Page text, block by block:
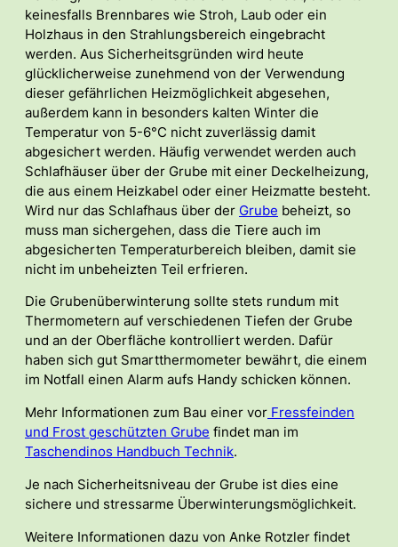
keinesfalls Brennbares wie Stroh, Laub oder ein
Holzhaus in den Strahlungsbereich eingebracht
werden. Aus Sicherheitsgründen wird heute
glücklicherweise zunehmend von der Verwendung
dieser gefährlichen Heizmöglichkeit abgesehen,
außerdem kann in besonders kalten Winter die
Temperatur von 5-6°C nicht zuverlässig damit
abgesichert werden. Häufig verwendet werden auch
Schlafhäuser über der Grube mit einer Deckelheizung,
die aus einem Heizkabel oder einer Heizmatte besteht.
Wird nur das Schlafhaus über der Grube beheizt, so
muss man sichergehen, dass die Tiere auch im
abgesicherten Temperaturbereich bleiben, damit sie
nicht im unbeheizten Teil erfrieren.
Die Grubenüberwinterung sollte stets rundum mit
Thermometern auf verschiedenen Tiefen der Grube
und an der Oberfläche kontrolliert werden. Dafür
haben sich gut Smartthermometer bewährt, die einem
im Notfall einen Alarm aufs Handy schicken können.
Mehr Informationen zum Bau einer vor Fressfeinden
und Frost geschützten Grube findet man im
Taschendinos Handbuch Technik.
Je nach Sicherheitsniveau der Grube ist dies eine
sichere und stressarme Überwinterungsmöglichkeit.
Weitere Informationen dazu von Anke Rotzler findet